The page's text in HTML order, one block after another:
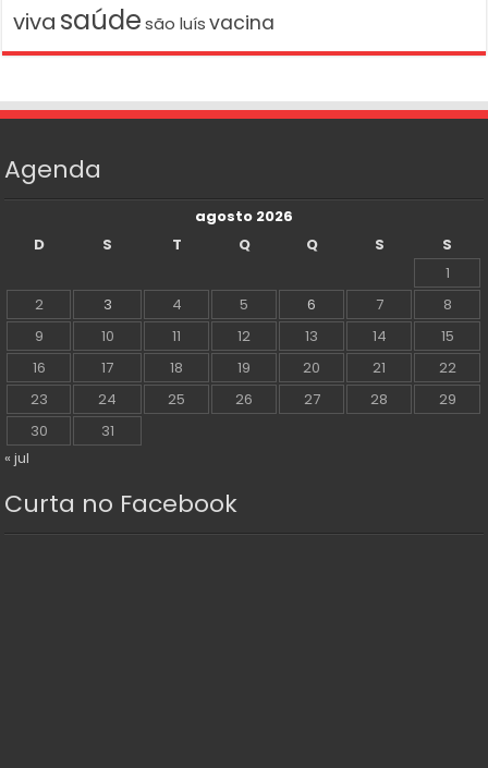
viva saúde são luís vacina
Agenda
agosto 2026
D
S T Q Q S
S
1
2
3 4 5 6 7
8
9
10 11 12 13 14
15
16
17 18 19 20 21
22
23
24 25 26 27 28
29
30
31
« jul
Curta no Facebook